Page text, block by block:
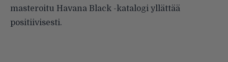
masteroitu Havana Black -katalogi yllättää
positiivisesti.